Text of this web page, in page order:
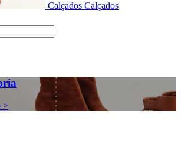
Calçados Calçados
>